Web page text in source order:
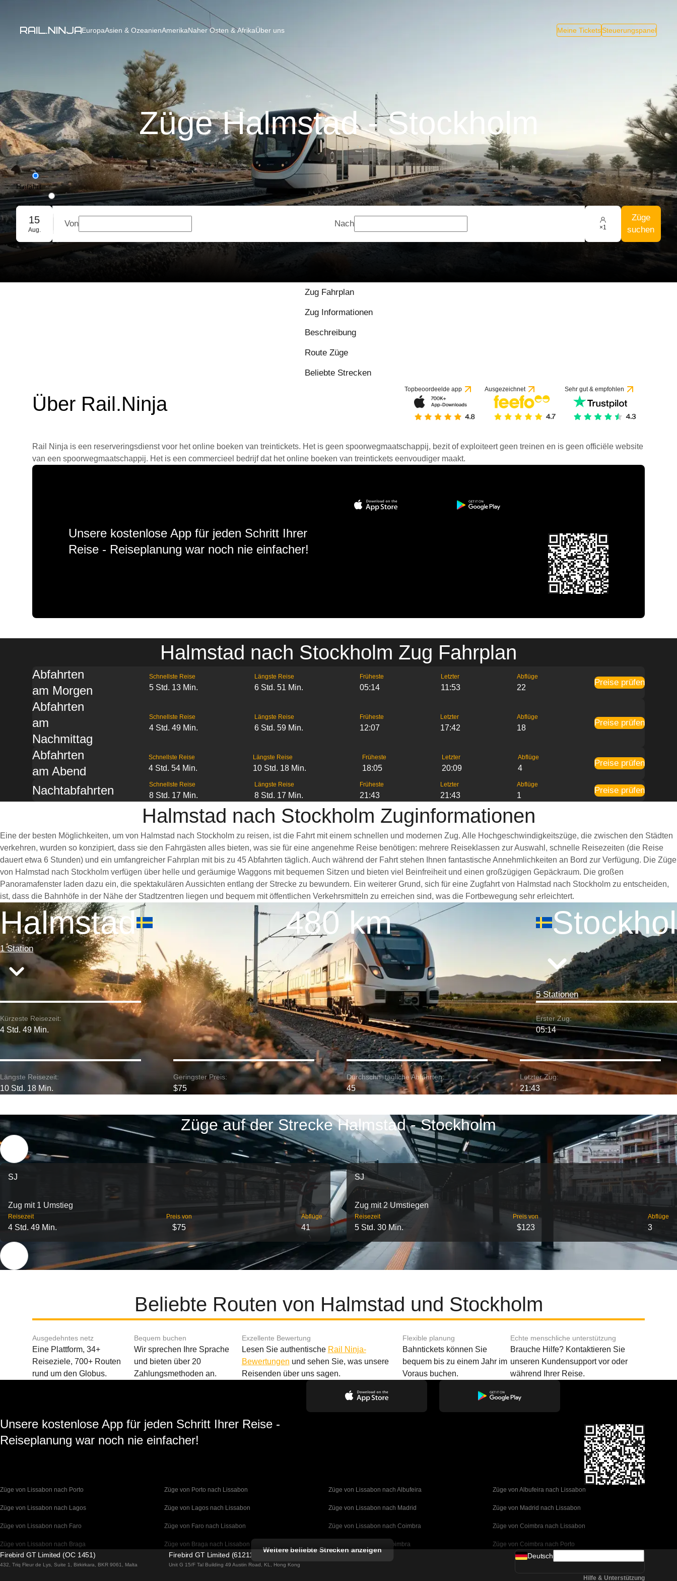
EuropaAsien & OzeanienAmerikaNaher Osten & AfrikaÜber uns Meine TicketsSteuerungspanel
Züge Halmstad - Stockholm
Hinfahrt
Rückfahrt
Gruppenbuchung
15
Aug.
Von Nach ×1
Züge
suchen
Zug Fahrplan
Zug Informationen
Beschreibung
Route Züge
Beliebte Strecken
Über Rail.Ninja
Topbeoordeelde app Ausgezeichnet Sehr gut & empfohlen
Rail Ninja is een reserveringsdienst voor het online boeken van treintickets. Het is geen spoorwegmaatschappij, bezit of exploiteert geen treinen en is geen officiële website
van een spoorwegmaatschappij. Het is een commercieel bedrijf dat het online boeken van treintickets eenvoudiger maakt.
Unsere kostenlose App für jeden Schritt Ihrer
Reise - Reiseplanung war noch nie einfacher!
Halmstad nach Stockholm Zug Fahrplan
Abfahrten
am Morgen
Schnellste Reise
5 Std. 13 Min.
Längste Reise
6 Std. 51 Min.
Früheste
05:14
Letzter
11:53
Abflüge
22
Preise prüfen
Abfahrten
am
Nachmittag
Schnellste Reise
4 Std. 49 Min.
Längste Reise
6 Std. 59 Min.
Früheste
12:07
Letzter
17:42
Abflüge
18
Preise prüfen
Abfahrten
am Abend
Schnellste Reise
4 Std. 54 Min.
Längste Reise
10 Std. 18 Min.
Früheste
18:05
Letzter
20:09
Abflüge
4
Preise prüfen
Nachtabfahrten Schnellste Reise
8 Std. 17 Min.
Längste Reise
8 Std. 17 Min.
Früheste
21:43
Letzter
21:43
Abflüge
1
Preise prüfen
Halmstad nach Stockholm Zuginformationen
Eine der besten Möglichkeiten, um von Halmstad nach Stockholm zu reisen, ist die Fahrt mit einem schnellen und modernen Zug. Alle Hochgeschwindigkeitszüge, die zwischen den Städten
verkehren, wurden so konzipiert, dass sie den Fahrgästen alles bieten, was sie für eine angenehme Reise benötigen: mehrere Reiseklassen zur Auswahl, schnelle Reisezeiten (die Reise
dauert etwa 6 Stunden) und ein umfangreicher Fahrplan mit bis zu 45 Abfahrten täglich. Auch während der Fahrt stehen Ihnen fantastische Annehmlichkeiten an Bord zur Verfügung. Die Züge
von Halmstad nach Stockholm verfügen über helle und geräumige Waggons mit bequemen Sitzen und bieten viel Beinfreiheit und einen großzügigen Gepäckraum. Die großen
Panoramafenster laden dazu ein, die spektakulären Aussichten entlang der Strecke zu bewundern. Ein weiterer Grund, sich für eine Zugfahrt von Halmstad nach Stockholm zu entscheiden,
ist, dass die Bahnhöfe in der Nähe der Stadtzentren liegen und bequem mit öffentlichen Verkehrsmitteln zu erreichen sind, was die Fortbewegung sehr erleichtert.
Halmstad
1 Station
480 km
5 Stationen
Kürzeste Reisezeit:
4 Std. 49 Min.
Erster Zug:
05:14
Längste Reisezeit:
10 Std. 18 Min.
Geringster Preis:
$75
Durchschn. tägliche Abfahrten:
45
Letzter Zug:
21:43
Züge auf der Strecke Halmstad - Stockholm
SJ
Zug mit 1 Umstieg
Reisezeit
4 Std. 49 Min.
Preis von
$75
Abflüge
41
SJ
Zug mit 2 Umstiegen
Reisezeit
5 Std. 30 Min.
Preis von
$123
Abflüge
3
Beliebte Routen von Halmstad und Stockholm
Ausgedehntes netz
Eine Plattform, 34+
Reiseziele, 700+ Routen
rund um den Globus.
Bequem buchen
Wir sprechen Ihre Sprache
und bieten über 20
Zahlungsmethoden an.
Exzellente Bewertung
Lesen Sie authentische Rail Ninja-
Bewertungen und sehen Sie, was unsere
Reisenden über uns sagen.
Flexible planung
Bahntickets können Sie
bequem bis zu einem Jahr im
Voraus buchen.
Echte menschliche unterstützung
Brauche Hilfe? Kontaktieren Sie
unseren Kundensupport vor oder
während Ihrer Reise.
Unsere kostenlose App für jeden Schritt Ihrer Reise -
Reiseplanung war noch nie einfacher!
Züge von Lissabon nach Porto Züge von Porto nach Lissabon Züge von Lissabon nach Albufeira Züge von Albufeira nach Lissabon
Züge von Lissabon nach Lagos Züge von Lagos nach Lissabon Züge von Lissabon nach Madrid Züge von Madrid nach Lissabon
Züge von Lissabon nach Faro Züge von Faro nach Lissabon Züge von Lissabon nach Coimbra Züge von Coimbra nach Lissabon
Züge von Lissabon nach Braga Züge von Braga nach Lissabon Züge von Porto nach Coimbra Züge von Coimbra nach Porto
Züge von Barcelona nach Madrid Züge von Madrid nach Barcelona Züge von Valencia nach Barcelona
Weitere beliebte Strecken anzeigen
Firebird GT Limited (OC 1451)
432, Triq Fleur de Lys, Suite 1, Birkirkara, BKR 9061, Malta
Firebird GT Limited (61211989)
Unit G 15/F Tal Building 49 Austin Road, KL, Hong Kong
Deutsch
Hilfe & Unterstützung